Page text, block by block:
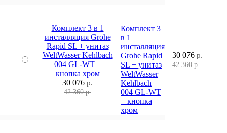
Комплект 3 в 1
инсталляция Grohe
Rapid SL + унитаз
WeltWasser Kehlbach
004 GL-WT +
кнопка хром
30 076 р.
42 360 р.
Комплект 3
в 1
инсталляция
Grohe Rapid
SL + унитаз
WeltWasser
Kehlbach
004 GL-WT
+ кнопка
хром
30 076 р.
42 360 р.